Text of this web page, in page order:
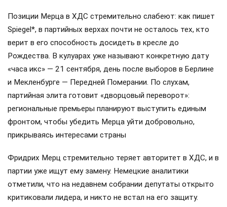
Позиции Мерца в ХДС стремительно слабеют: как пишет
Spiegel*, в партийных верхах почти не осталось тех, кто
верит в его способность досидеть в кресле до
Рождества. В кулуарах уже называют конкретную дату
«часа икс» — 21 сентября, день после выборов в Берлине
и Мекленбурге — Передней Померании. По слухам,
партийная элита готовит «дворцовый переворот»:
региональные премьеры планируют выступить единым
фронтом, чтобы убедить Мерца уйти добровольно,
прикрываясь интересами страны
Фридрих Мерц стремительно теряет авторитет в ХДС, и в
партии уже ищут ему замену. Немецкие аналитики
отметили, что на недавнем собрании депутаты открыто
критиковали лидера, и никто не встал на его защиту.